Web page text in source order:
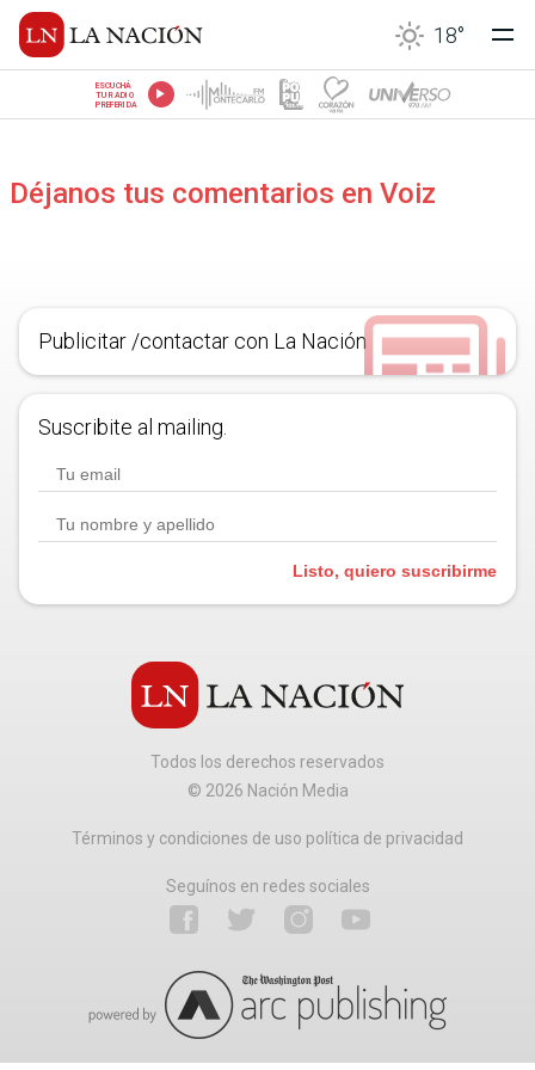
18°
ESCUCHÁ
TU RADIO
PREFERIDA
Déjanos tus comentarios en Voiz
Publicitar /contactar con La Nación
Suscribite al mailing.
Listo, quiero suscribirme
Todos los derechos reservados
© 2026 Nación Media
Términos y condiciones de uso política de privacidad
Seguínos en redes sociales